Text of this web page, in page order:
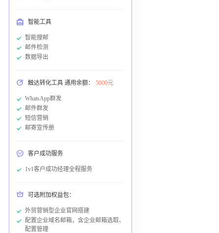
智能工具
智能搜邮
邮件检测
数据导出
触达转化工具 通用余额： 5000元
WhatsApp群发
邮件群发
短信营销
邮寄宣传册
客户成功服务
1v1客户成功经理全程服务
可选附加权益包：
外贸营销型企业官网搭建
配置企业域名邮箱，含企业邮箱选取、
配置管理